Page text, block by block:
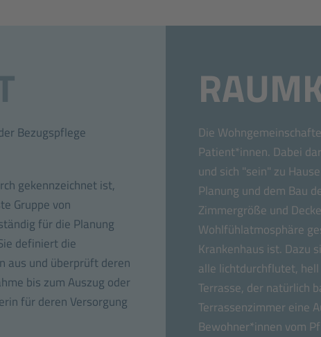
Bezugspflege
gekennzeichnet ist,
Gruppe von
für die Planung
definiert die
aus und überprüft deren
bis zum Auszug oder
für deren Versorgung
Die
Patient*innen. Dabei
und sich "sein" zu
Planung und dem Bau
Zimmergröße und
Wohlfühlatmosphäre
Krankenhaus ist. Dazu
alle lichtdurchflutet,
Terrasse, der natürlich
Terrassenzimmer eine
Bewohner*innen vom